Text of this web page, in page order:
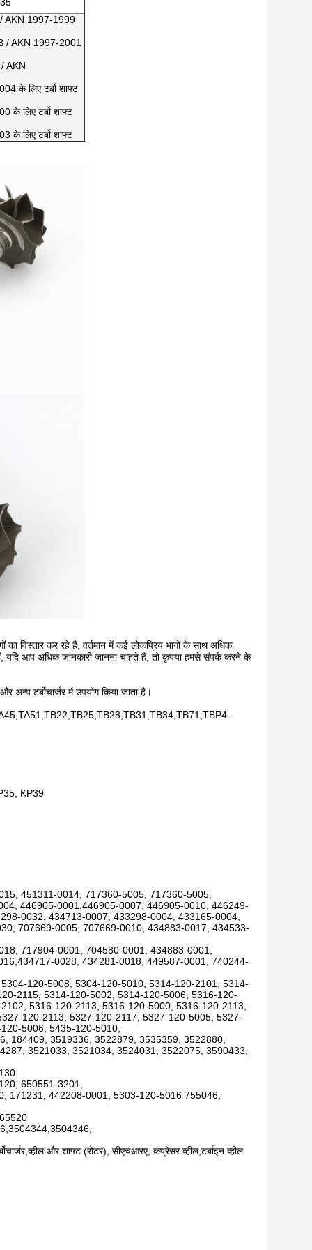
/ AKN 1997-1999
/ AKN 1997-2001
AKN
के लिए टर्बो शाफ्ट
लिए टर्बो शाफ्ट
लिए टर्बो शाफ्ट
विस्तार कर रहे हैं, वर्तमान में कई लोकप्रिय भागों के साथ अधिक
यदि आप अधिक जानकारी जानना चाहते हैं, तो कृपया हमसे संपर्क करने के
टर्बोचार्जर में उपयोग किया जाता है।
KP39
451311-0014, 717360-5005, 717360-5005,
446905-0001,446905-0007, 446905-0010, 446249-
0032, 434713-0007, 433298-0004, 433165-0004,
707669-0005, 707669-0010, 434883-0017, 434533-
717904-0001, 704580-0001, 434883-0001,
0028, 434281-0018, 449587-0001, 740244-
120-5008, 5304-120-5010, 5314-120-2101, 5314-
2115, 5314-120-5002, 5314-120-5006, 5316-120-
5316-120-2113, 5316-120-5000, 5316-120-2113,
120-2113, 5327-120-2117, 5327-120-5005, 5327-
5006, 5435-120-5010,
184409, 3519336, 3522879, 3535359, 3522880,
3521033, 3521034, 3524031, 3522075, 3590433,
650551-3201,
171231, 442208-0001, 5303-120-5016 755046,
और शाफ्ट (रोटर), सीएचआरए, कंप्रेसर व्हील,टर्बाइन व्हील